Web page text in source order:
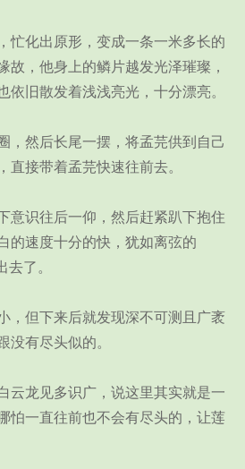
忙化出原形，变成一条一米多长的
故，他身上的鳞片越发光泽璀璨，
依旧散发着浅浅亮光，十分漂亮。
，然后长尾一摆，将孟芫供到自己
直接带着孟芫快速往前去。
意识往后一仰，然后赶紧趴下抱住
的速度十分的快，犹如离弦的
了。
，但下来后就发现深不可测且广袤
没有尽头似的。
云龙见多识广，说这里其实就是一
怕一直往前也不会有尽头的，让莲